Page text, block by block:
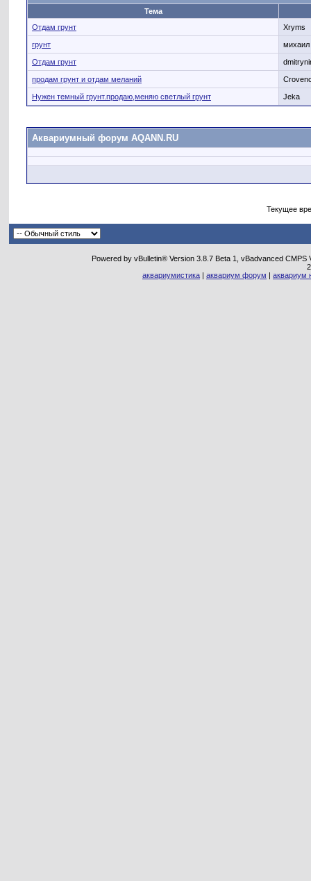
Тема
Отдам грунт
Xryms
грунт михаил
Отдам грунт
продам грунт и отдам меланий
Нужен темный грунт.продаю,меняю светлый грунт Jeka
Аквариумный форум AQANN.RU
Текущее
Powered by vBulletin® Version 3.8.7 Beta 1, vBadvanced
аквариумистика | аквариум форум | аквариум